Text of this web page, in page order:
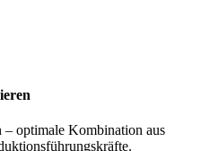
optimale Kombination aus